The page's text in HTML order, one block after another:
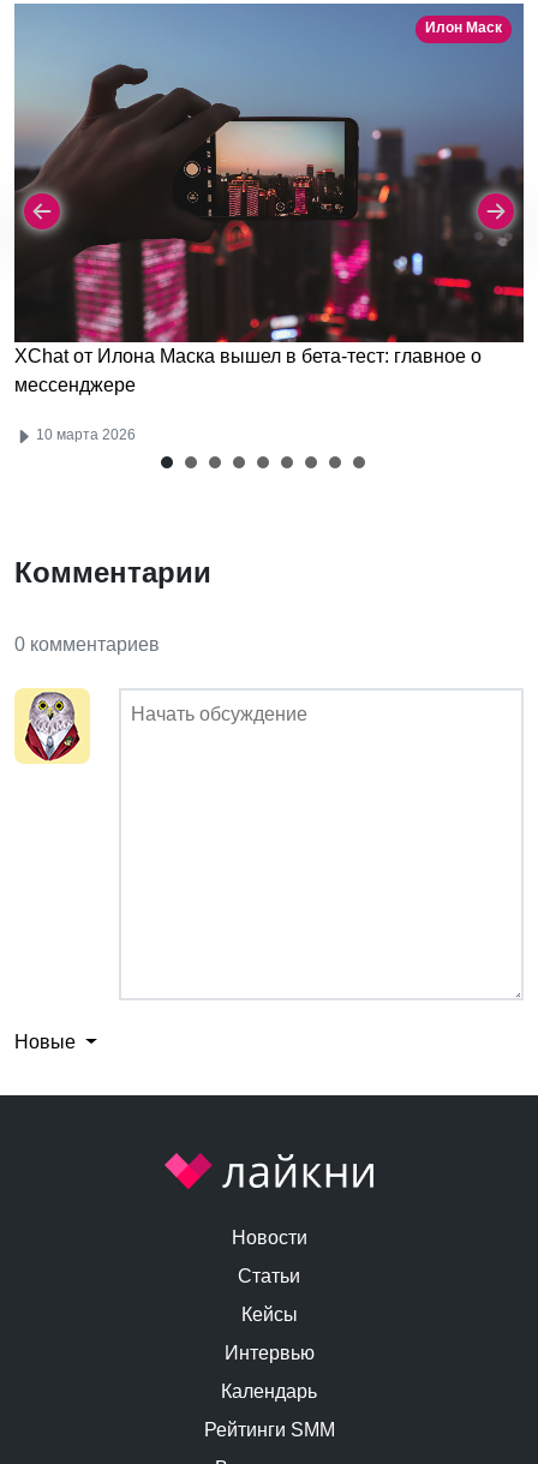
Илон Маск
XChat от Илона Маска вышел в бета-тест: главное о
мессенджере
10 марта 2026
Комментарии
0 комментариев
Новые
Новости
Статьи
Кейсы
Интервью
Календарь
Рейтинги SMM